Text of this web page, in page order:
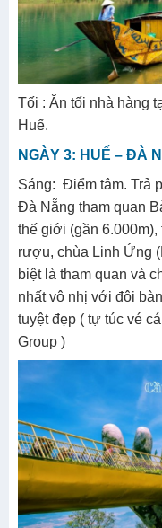
Tối : Ăn tối nhà hàng
Huế.
NGÀY 3: HUẾ – ĐÀ
Sáng: Điểm tâm. Trả
Đà Nẵng tham quan
thế giới (gần
rượu, chùa Linh Ứng
biệt là tham quan và
nhất vô nhị với đôi
tuyệt đẹp ( tự túc vé
Group )